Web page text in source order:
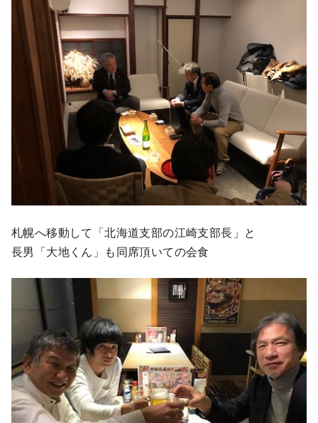
札幌へ移動して「北海道支部の江崎支部長」と
長男「大地くん」も同席頂いての会食